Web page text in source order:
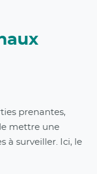
prenantes,
mettre une
à surveiller. Ici, le